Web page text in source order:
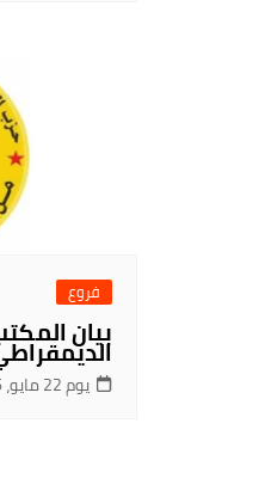
فروع
بيان
يوم 22 مايو، 2026